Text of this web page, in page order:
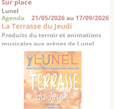
Sur place
Lunel
Agenda 21/05/2026 au 17/09/2026
La Terrasse du Jeudi
Produits du terroir et animations
musicales aux arènes de Lunel